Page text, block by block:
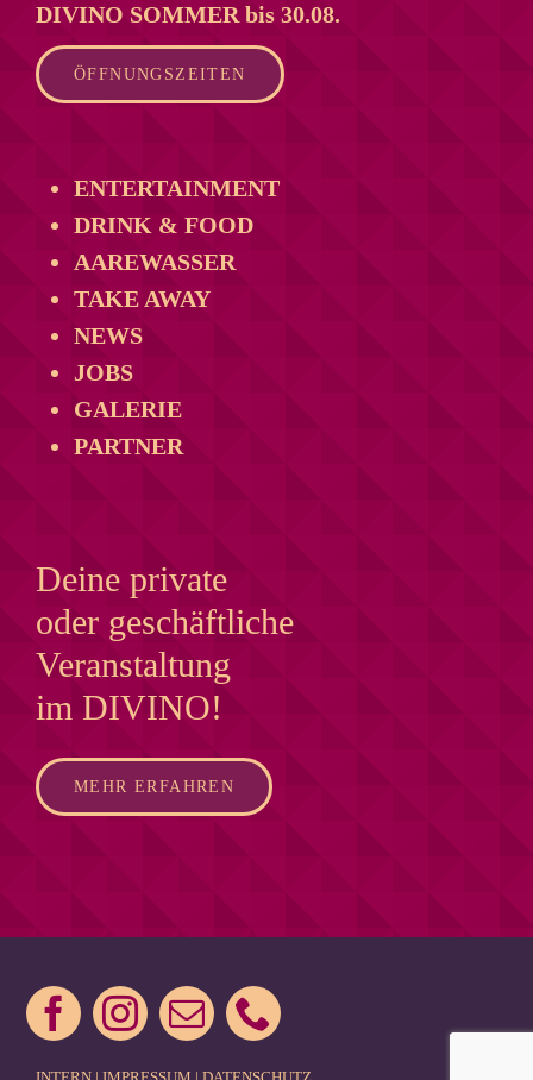
DIVINO SOMMER bis 30.08.
ÖFFNUNGSZEITEN
ENTERTAINMENT
DRINK & FOOD
AAREWASSER
TAKE AWAY
NEWS
JOBS
GALERIE
PARTNER
Deine private
oder geschäftliche
Veranstaltung
im DIVINO!
MEHR ERFAHREN